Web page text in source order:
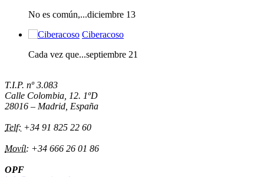
No es común,...diciembre 13
Ciberacoso
Cada vez que...septiembre 21
T.I.P. nº 3.083
Calle Colombia, 12. 1ºD
28016 – Madrid, España
Telf: +34 91 825 22 60
Movíl: +34 666 26 01 86
OPF